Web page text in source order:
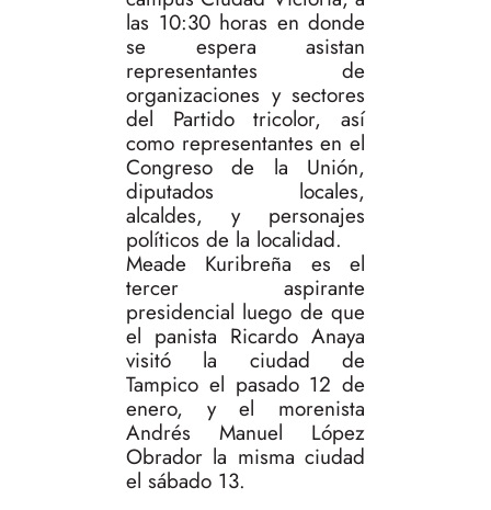
las 10:30 horas en donde
se espera asistan
representantes de
organizaciones y sectores
del Partido tricolor, así
como representantes en el
Congreso de la Unión,
diputados locales,
alcaldes, y personajes
políticos de la localidad.
Meade Kuribreña es el
tercer aspirante
presidencial luego de que
el panista Ricardo Anaya
visitó la ciudad de
Tampico el pasado 12 de
enero, y el morenista
Andrés Manuel López
Obrador la misma ciudad
el sábado 13.